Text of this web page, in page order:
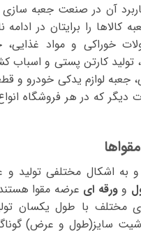
آن در صنعت جعبه
کالاها را برایتان در
خوراکی و مواد غذایی،
تولید کارتن پستی و اسباب
جعبه لوازم یدکی خودرو و
دیگر که در هر فروشگاه انواع
و به اشکال مختلفی تولید
وورقه ای عرضه مقوا
مختلف با طول یکسان
سایز(طول و عرض)